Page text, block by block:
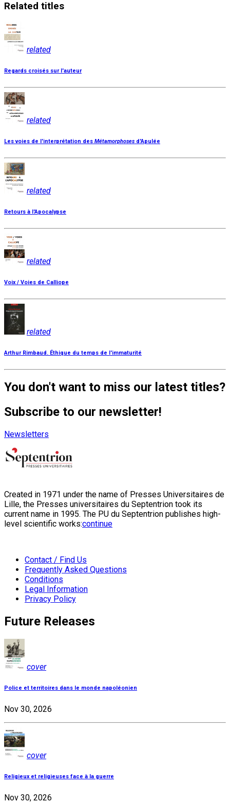
Related titles
related
Regards croisés sur l'auteur
related
Les voies de l'interprétation des Métamorphoses d'Apulée
related
Retours à l'Apocalypse
related
Voix / Voies de Calliope
related
Arthur Rimbaud. Éthique du temps de l'immaturité
You don't want to miss our latest titles?
Subscribe to our newsletter!
Newsletters
Created in 1971 under the name of Presses Universitaires de
Lille, the Presses universitaires du Septentrion took its
current name in 1995. The PU du Septentrion publishes high-
level scientific works:continue
Contact / Find Us
Frequently Asked Questions
Conditions
Legal Information
Privacy Policy
Future Releases
cover
Police et territoires dans le monde napoléonien
Nov 30, 2026
cover
Religieux et religieuses face à la guerre
Nov 30, 2026